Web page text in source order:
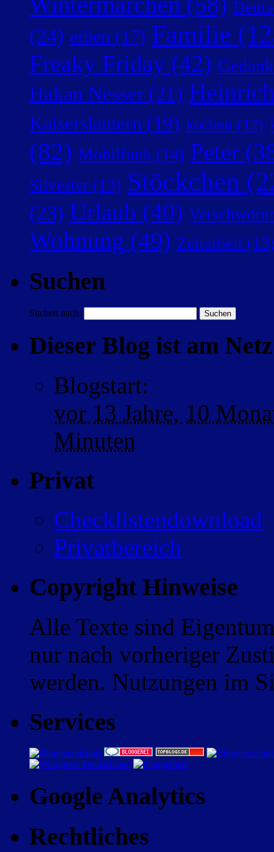
(24) erben (17) Familie
Freaky Friday (42)
Hakan Nesser (21)
Kaiserslautern (19) kochen (12)
(82) Mobilfunk (14) Peter
Silvester (13) Stöckchen
(23) Urlaub (40)
Wohnung (49) Zeitarbeit
Suchen
Suchen nach:
Dieser Blog ist am
Blogstart:
vor 13 Jahre, 10
Minuten
Privat
Checklistendownload
Privatbereich
Copyright Hinweise
Alle Texte sind
nur nach vorheriger
werden. Nutzungen im
Services
Google Analytics
Rechtliches